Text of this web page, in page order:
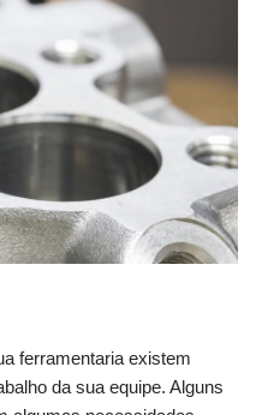
ferramentaria existem
da sua equipe. Alguns